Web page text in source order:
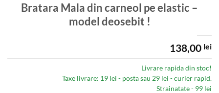
Bratara Mala din carneol pe elastic –
model deosebit !
138,00 lei
Livrare rapida din stoc!
Taxe livrare: 19 lei - posta sau 29 lei - curier rapid.
Strainatate - 99 lei